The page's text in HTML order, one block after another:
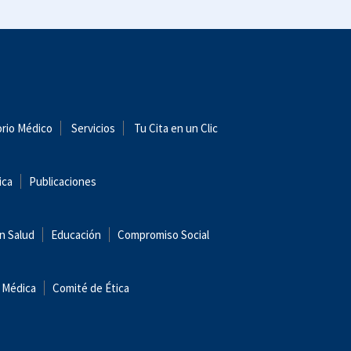
Médico Servicios Tu Cita en un Clic
Publicaciones
Salud Educación Compromiso Social
Comité de Ética